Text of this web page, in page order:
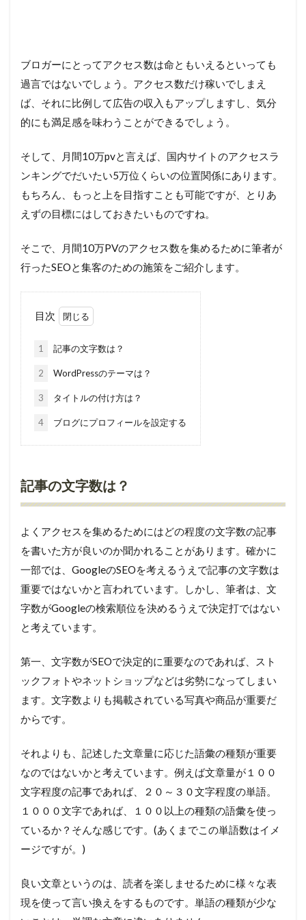
ブロガーにとってアクセス数は命ともいえるといっても
過言ではないでしょう。アクセス数だけ稼いでしまえ
ば、それに比例して広告の収入もアップしますし、気分
的にも満足感を味わうことができるでしょう。
そして、月間10万pvと言えば、国内サイトのアクセスラ
ンキングでだいたい5万位くらいの位置関係にあります。
もちろん、もっと上を目指すことも可能ですが、とりあ
えずの目標にはしておきたいものですね。
そこで、月間10万PVのアクセス数を集めるために筆者が
行ったSEOと集客のための施策をご紹介します。
目次
1 記事の文字数は？
2 WordPressのテーマは？
3 タイトルの付け方は？
4 ブログにプロフィールを設定する
記事の文字数は？
よくアクセスを集めるためにはどの程度の文字数の記事
を書いた方が良いのか聞かれることがあります。確かに
一部では、GoogleのSEOを考えるうえで記事の文字数は
重要ではないかと言われています。しかし、筆者は、文
字数がGoogleの検索順位を決めるうえで決定打ではない
と考えています。
第一、文字数がSEOで決定的に重要なのであれば、スト
ックフォトやネットショップなどは劣勢になってしまい
ます。文字数よりも掲載されている写真や商品が重要だ
からです。
それよりも、記述した文章量に応じた語彙の種類が重要
なのではないかと考えています。例えば文章量が１００
文字程度の記事であれば、２０～３０文字程度の単語。
１０００文字であれば、１００以上の種類の語彙を使っ
ているか？そんな感じです。(あくまでこの単語数はイメ
ージですが。)
良い文章というのは、読者を楽しませるために様々な表
現を使って言い換えをするものです。単語の種類が少な